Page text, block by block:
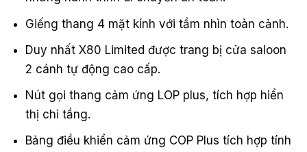
Giếng thang 4 mặt kính với tầm nhìn toàn cảnh.
Duy nhất X80 Limited được trang bị cửa saloon
2 cánh tự động cao cấp.
Nút gọi thang cảm ứng LOP plus, tích hợp hiển
thị chỉ tầng.
Bảng điều khiển cảm ứng COP Plus tích hợp tính